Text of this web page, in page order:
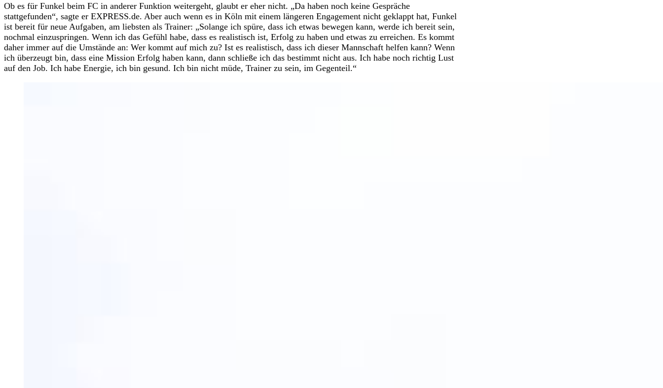
Ob es für Funkel beim FC in anderer Funktion weitergeht, glaubt er eher nicht. „Da haben noch keine Gespräche
stattgefunden“, sagte er EXPRESS.de. Aber auch wenn es in Köln mit einem längeren Engagement nicht geklappt hat, Funkel
ist bereit für neue Aufgaben, am liebsten als Trainer: „Solange ich spüre, dass ich etwas bewegen kann, werde ich bereit sein,
nochmal einzuspringen. Wenn ich das Gefühl habe, dass es realistisch ist, Erfolg zu haben und etwas zu erreichen. Es kommt
daher immer auf die Umstände an: Wer kommt auf mich zu? Ist es realistisch, dass ich dieser Mannschaft helfen kann? Wenn
ich überzeugt bin, dass eine Mission Erfolg haben kann, dann schließe ich das bestimmt nicht aus. Ich habe noch richtig Lust
auf den Job. Ich habe Energie, ich bin gesund. Ich bin nicht müde, Trainer zu sein, im Gegenteil.“